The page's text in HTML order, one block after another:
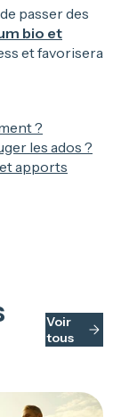
passer des
bio et
et favorisera
?
les ados ?
apports
Voir
tous